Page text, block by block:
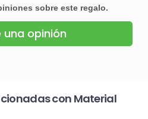
sobre este regalo.
una opinión
con Material